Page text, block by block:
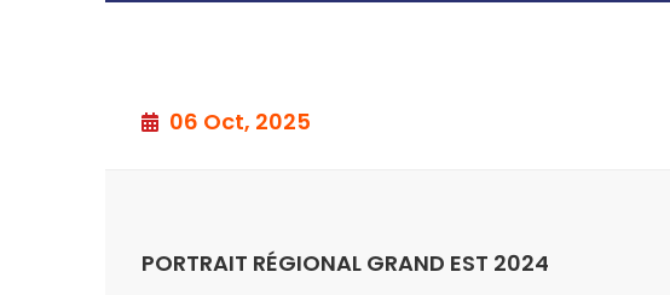
06 Oct, 2025
PORTRAIT RÉGIONAL GRAND EST 2024